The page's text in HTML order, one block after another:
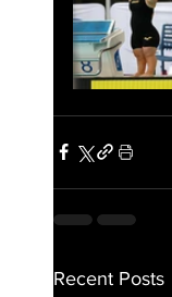
Recent Posts